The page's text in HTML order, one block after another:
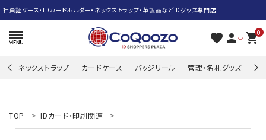
社員証ケース・IDカードホルダー・ネックストラップ・革製品などIDグッズ専門店
favorite person 0
shopping_cart
ネックストラップ カードケース バッジリール 管理・名札グッズ 牛
TOP IDカード・印刷関連 ＩＤカードシールシート（レーザープリンタ専